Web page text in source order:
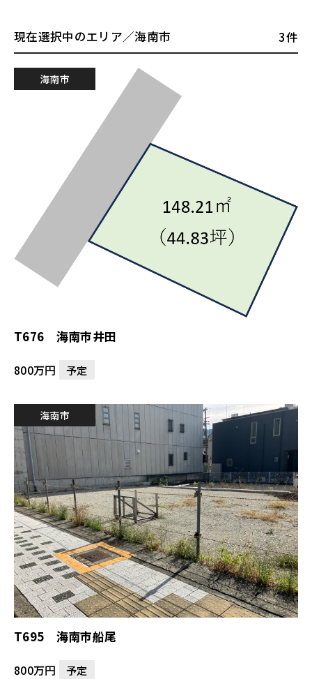
現在選択中のエリア／海南市 3件
海南市
T676 海南市井田
800万円 予定
海南市
T695 海南市船尾
800万円 予定